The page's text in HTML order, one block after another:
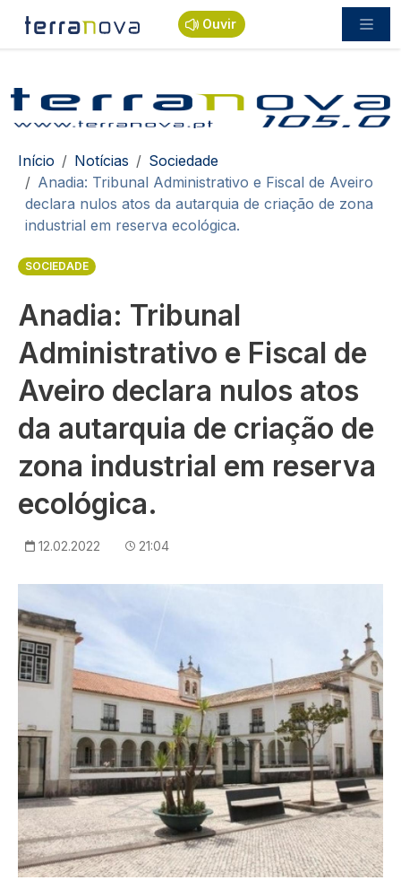
Passar para o conteúdo principal
Ouvir
Navegação estrutural
Início Notícias
Sociedade
Anadia: Tribunal Administrativo e Fiscal de Aveiro
declara nulos atos da autarquia de criação de zona
industrial em reserva ecológica.
SOCIEDADE
Anadia: Tribunal
Administrativo e Fiscal de
Aveiro declara nulos atos
da autarquia de criação de
zona industrial em reserva
ecológica.
12.02.2022 21:04